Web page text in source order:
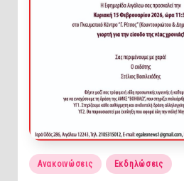
Posted
in
Ανακοινώσεις Εκδηλώσεις